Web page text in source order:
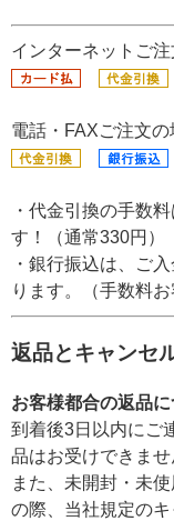
インターネットご
電話・FAXご注文の
・代金引換の手数
す！（通常330円）
・銀行振込は、ご
ります。（手数料お
返品とキャンセ
お客様都合の返品
到着後3日以内にご
品はお受けできませ
また、未開封・未
の際、当社規定のキ